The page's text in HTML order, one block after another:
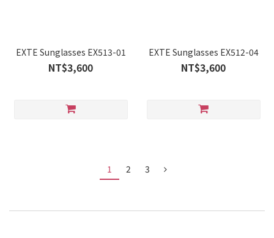
EXTE Sunglasses EX513-01
NT$3,600
EXTE Sunglasses EX512-04
NT$3,600
1 2 3